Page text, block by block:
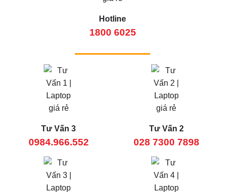
Hotline
1800 6025
Tư Vấn 3
0984.966.552
Tư Vấn 2
028 7300 7898